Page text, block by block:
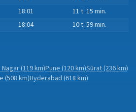
18:01
11 t. 15 min.
18:04 10 t. 59 min.
Nagar(119 km)Pune(120 km)Sūrat(236 km)
(508 km)Hyderabad(618 km)